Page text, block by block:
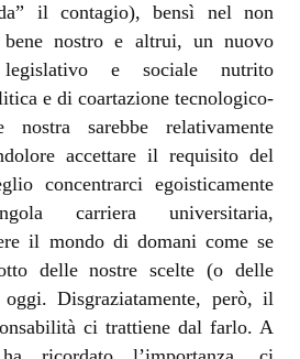
il contagio), bensì nel non
bene nostro e altrui, un nuovo
e sociale nutrito
e di coartazione tecnologico-
sarebbe relativamente
accettare il requisito del
concentrarci egoisticamente
carriera universitaria,
il mondo di domani come se
delle nostre scelte (o delle
Disgraziatamente, però, il
ci trattiene dal farlo. A